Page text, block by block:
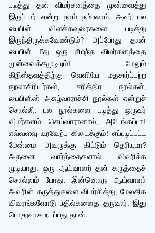
படித்து தன் விமர்சனத்தை முன்வைத்து
இருப்பார் என்று நாம் நம்பலாம். அவர் பல
பைபிள் விளக்கவுரைகளை படித்து
இருந்திருக்கவேண்டும்? அப்போது தான்
பைபிள் மீது ஒரு சிறந்த விமர்சனத்தை
முன்வைக்கமுடியும்! மேலும்
கிறிஸ்தவத்திற்கு வெளியே மதசார்ப்பற்ற
நூலாசிரியர்கள், சரித்திர நூல்கள்,
பைபிளின் அகழ்வாராச்சி நூல்கள் என்றுச்
சொல்லி, பல நூல்களை படித்து ஒருவர்
விமர்சனம் செய்வாரானால், அடேங்கப்பா!
எவ்வளவு வரவேற்பு கிடைக்கும்! எப்படிப்பட்ட
மேன்மை அவருக்கு கிட்டும் தெரியுமா?
அதனை வார்த்தைகளால் விவரிக்க
முடியாது. ஒரு ஆய்வாளர் தன் கருத்தைச்
சொல்லும் போது, இன்னொரு ஆய்வாளர்
அவரின் கருத்துகளை விமர்சித்து, மேலதிக
விவரங்களோடு பதில்களைத தருவார். இது
பொதுவாக நடப்பது தான்.